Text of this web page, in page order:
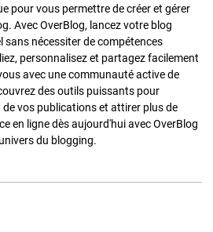
pour vous permettre de créer et gérer
Avec OverBlog, lancez votre blog
sans nécessiter de compétences
personnalisez et partagez facilement
avec une communauté active de
des outils puissants pour
vos publications et attirer plus de
en ligne dès aujourd'hui avec OverBlog
du blogging.